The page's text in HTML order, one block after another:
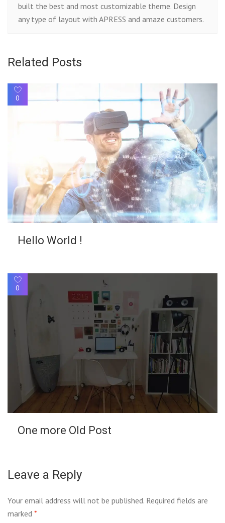
built the best and most customizable theme. Design
any type of layout with APRESS and amaze customers.
Related Posts
0
Hello World !
0
One more Old Post
Leave a Reply
Your email address will not be published. Required fields are
marked *